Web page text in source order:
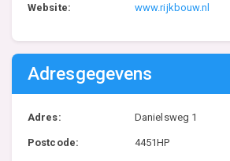
Website: www.rijkbouw.nl
Adresgegevens
Adres: Danielsweg 1
Postcode: 4451HP